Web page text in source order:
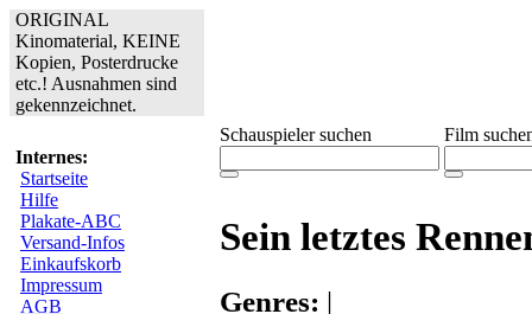
ORIGINAL
Kinomaterial, KEINE
Kopien, Posterdrucke
etc.! Ausnahmen sind
gekennzeichnet.
Internes:
Startseite
Hilfe
Plakate-ABC
Versand-Infos
Einkaufskorb
Impressum
AGB
Schauspieler suchen Film
Sein letztes
Genres: |